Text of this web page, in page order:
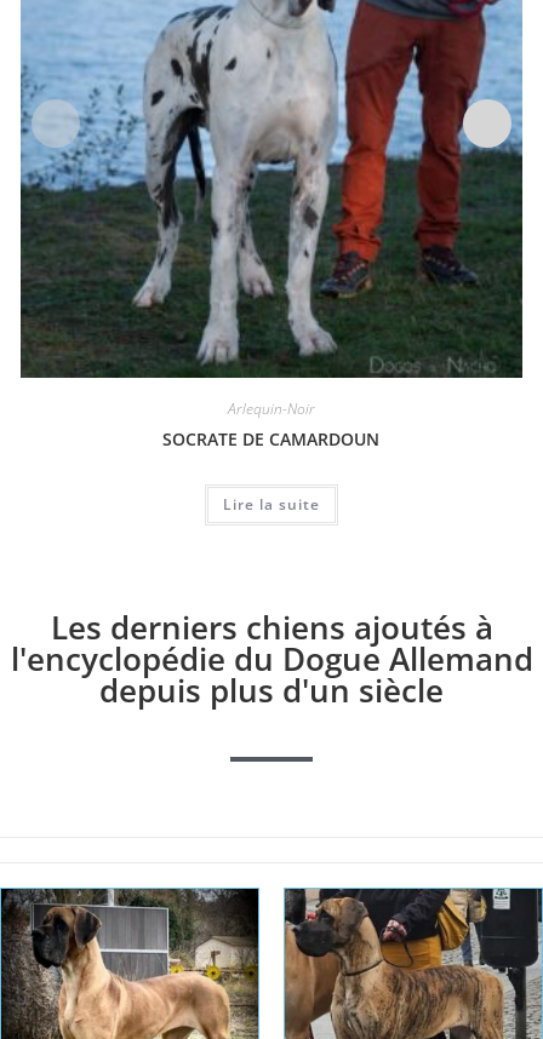
Arlequin-Noir
SOCRATE DE CAMARDOUN
Lire la suite
Les derniers chiens ajoutés à
l'encyclopédie du Dogue Allemand
depuis plus d'un siècle